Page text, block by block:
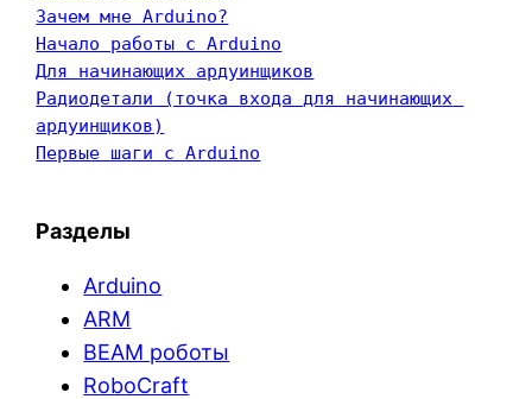
Зачем мне Arduino?
Начало работы с Arduino
Для начинающих ардуинщиков
Радиодетали (точка входа для начинающих
ардуинщиков)
Первые шаги с Arduino
Разделы
Arduino
ARM
BEAM роботы
RoboCraft